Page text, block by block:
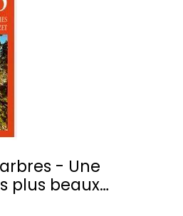
- Une
plus beaux